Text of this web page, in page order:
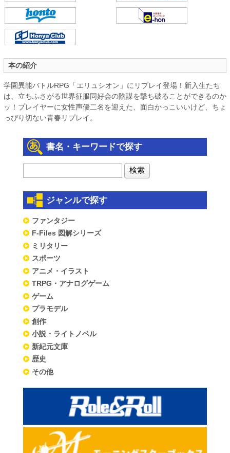
本の紹介
学園異能バトルRPG「エリュシオン」にリプレイ登場！新入生たち
は、立ちふさがる世界征服同好会の陰謀を撃ち破ることができるのか
ッ！プレイヤーに女性声優二名を迎えた、面白かっこいいけど、ちょ
っぴり切ない青春リプレイ。
書名・キーワードで探す
ジャンルで探す
ファンタジー
F-Files 図解シリーズ
ミリタリー
スポーツ
アニメ・イラスト
TRPG・アナログゲーム
ゲーム
プラモデル
創作
小説・ライトノベル
新紀元文庫
歴史
その他